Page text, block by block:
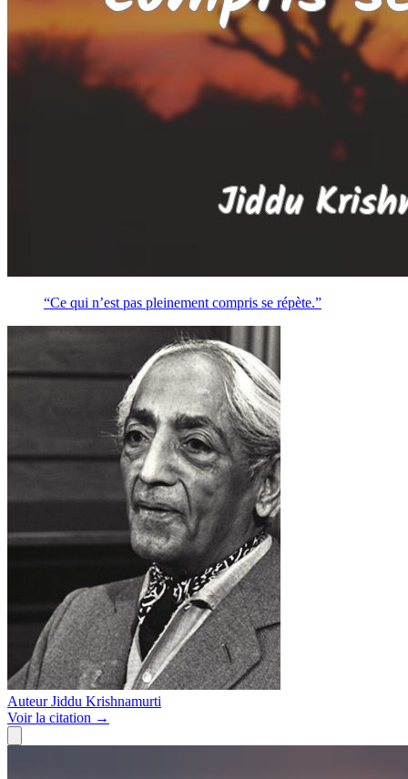
“Ce qui n’est pas pleinement compris se répète.”
Auteur Jiddu Krishnamurti
Voirla citation →